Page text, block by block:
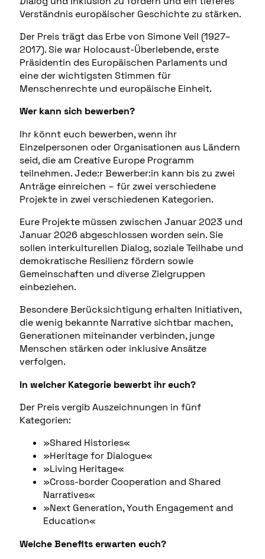
Verständnis europäischer Geschichte zu stärken.
Der Preis trägt das Erbe von Simone Veil (1927–
2017). Sie war Holocaust-Überlebende, erste
Präsidentin des Europäischen Parlaments und
eine der wichtigsten Stimmen für
Menschenrechte und europäische Einheit.
Wer kann sich bewerben?
Ihr könnt euch bewerben, wenn ihr
Einzelpersonen oder Organisationen aus Ländern
seid, die am Creative Europe Programm
teilnehmen. Jede:r Bewerber:in kann bis zu zwei
Anträge einreichen – für zwei verschiedene
Projekte in zwei verschiedenen Kategorien.
Eure Projekte müssen zwischen Januar 2023 und
Januar 2026 abgeschlossen worden sein. Sie
sollen interkulturellen Dialog, soziale Teilhabe und
demokratische Resilienz fördern sowie
Gemeinschaften und diverse Zielgruppen
einbeziehen.
Besondere Berücksichtigung erhalten Initiativen,
die wenig bekannte Narrative sichtbar machen,
Generationen miteinander verbinden, junge
Menschen stärken oder inklusive Ansätze
verfolgen.
In welcher Kategorie bewerbt ihr euch?
Der Preis vergib Auszeichnungen in fünf
Kategorien:
»Shared Histories«
»Heritage for Dialogue«
»Living Heritage«
»Cross-border Cooperation and Shared
Narratives«
»Next Generation, Youth Engagement and
Education«
Welche Benefits erwarten euch?